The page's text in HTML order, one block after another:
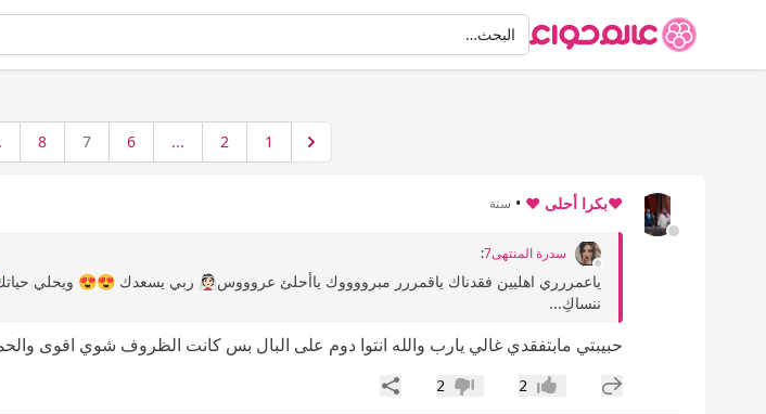
البحثالبحث…
1
2
...
6
7
8
❤️بكرا أحلى ❤️ • سنة
سدرة المنتهى7 :
ياعمررري اهليين فقدناك ياقمررر مبرووووك ياأحلئ عروووس👰🏻 ربي يسعدك 😍😍 ويحلي
ننساكِ...
حبيبتي مابتفقدي غالي يارب والله انتوا دوم على البال بس كانت الظروف شوي اقوى
إضافة رد جديد
إعجاب2 عدم إعجاب
2 مشاركة